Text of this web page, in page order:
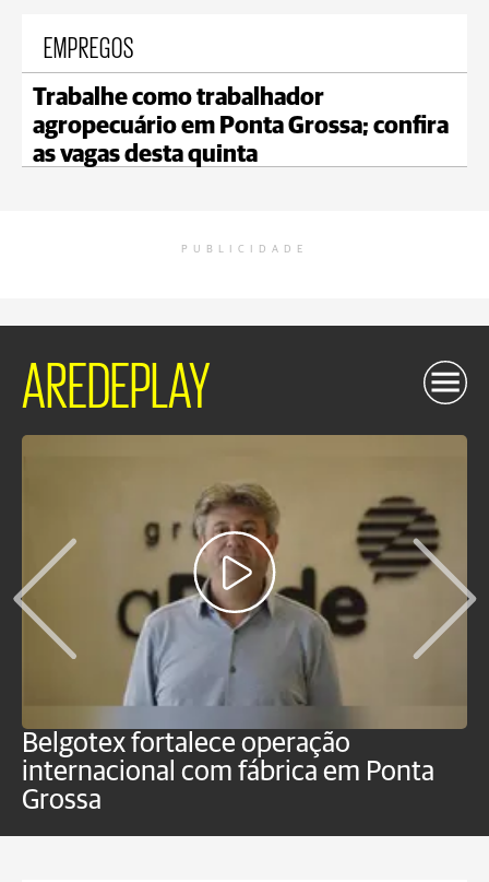
EMPREGOS
Trabalhe como trabalhador
agropecuário em Ponta Grossa; confira
as vagas desta quinta
PUBLICIDADE
AREDEPLAY
Belgotex fortalece operação
internacional com fábrica em Ponta
Grossa